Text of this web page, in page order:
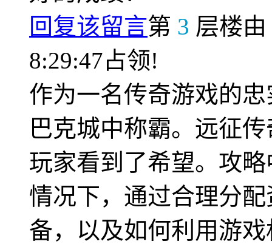
回复该留言第 3 层楼由
8:29:47占领!
作为一名传奇游戏的
巴克城中称霸。远征
玩家看到了希望。攻
情况下，通过合理分
备，以及如何利用游